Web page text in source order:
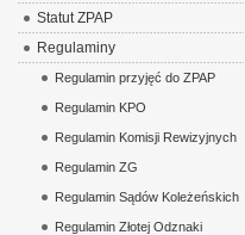
Statut ZPAP
Regulaminy
Regulamin przyjęć do ZPAP
Regulamin KPO
Regulamin Komisji Rewizyjnych
Regulamin ZG
Regulamin Sądów Koleżeńskich
Regulamin Złotej Odznaki